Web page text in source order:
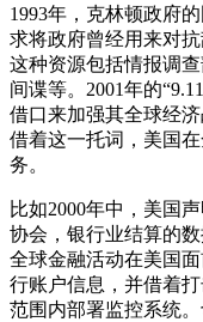
1993年，克林顿政府
求将政府曾经用来对
这种资源包括情报调
间谍等。2001年的
借口来加强其全球经
借着这一托词，美国
务。
比如2000年中，美国
协会，银行业结算的
全球金融活动在美国
行账户信息，并借着
范围内部署监控系统